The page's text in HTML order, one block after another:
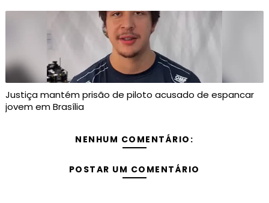
Justiça mantém prisão de piloto acusado de espancar
jovem em Brasília
NENHUM COMENTÁRIO:
POSTAR UM COMENTÁRIO